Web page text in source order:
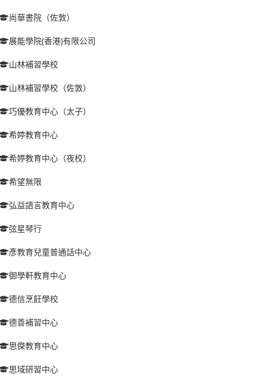
尚華書院（佐敦）
展能學院(香港)有限公司
山林補習學校
山林補習學校（佐敦）
巧優教育中心（太子）
希婷教育中心
希婷教育中心（夜校）
希望無限
弘益語言教育中心
弦星琴行
彥教育兒童普通話中心
御學軒教育中心
德信烹飪學校
德善補習中心
思傑教育中心
思域研習中心